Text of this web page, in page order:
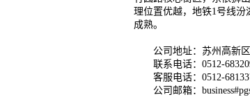
理位置优越，地铁1号线
成熟。
公司地址：苏州高新区
联系电话：0512-
客服电话：0512-
公司邮箱：